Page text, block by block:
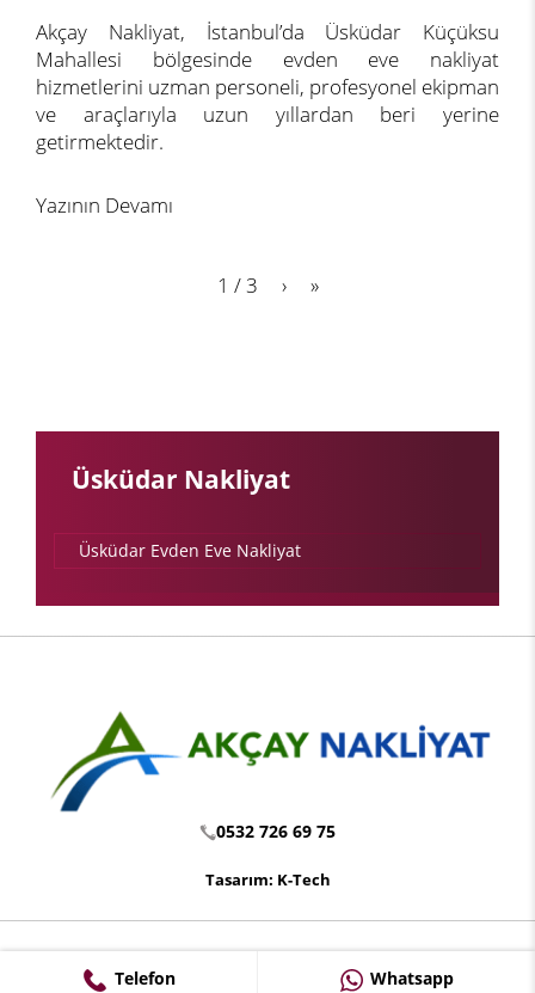
Akçay Nakliyat, İstanbul’da Üsküdar Küçüksu
Mahallesi bölgesinde evden eve nakliyat
hizmetlerini uzman personeli, profesyonel ekipman
ve araçlarıyla uzun yıllardan beri yerine
getirmektedir.
Yazının Devamı
1 / 3 › »
Üsküdar Nakliyat
Üsküdar Evden Eve Nakliyat
0532 726 69 75
Tasarım: K-Tech
Telefon Whatsapp